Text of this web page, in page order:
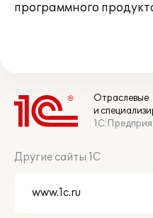
программного
Отраслевые
и
Другие сайты 1С